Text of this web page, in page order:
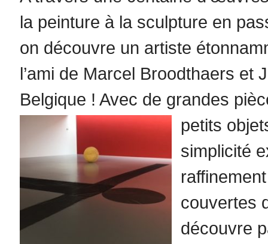
la peinture à la sculpture en
on découvre un artiste
l’ami de Marcel Broodthaers et
Belgique ! Avec de grandes
petits
simplicité
couvertes
découvre